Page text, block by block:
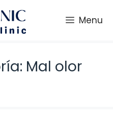
Menu
Mal olor